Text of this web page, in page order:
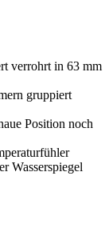
verrohrt in 63 mm
gruppiert
Position noch
Wasserspiegel